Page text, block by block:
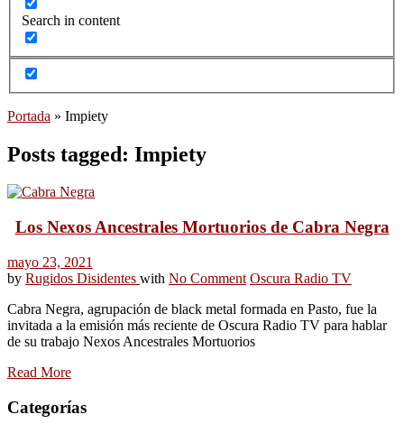
Search in content
Portada » Impiety
Posts tagged: Impiety
Los Nexos Ancestrales Mortuorios de Cabra Negra
mayo 23, 2021
by Rugidos Disidentes with No Comment Oscura Radio TV
Cabra Negra, agrupación de black metal formada en Pasto, fue la
invitada a la emisión más reciente de Oscura Radio TV para hablar
de su trabajo Nexos Ancestrales Mortuorios
Read More
Categorías